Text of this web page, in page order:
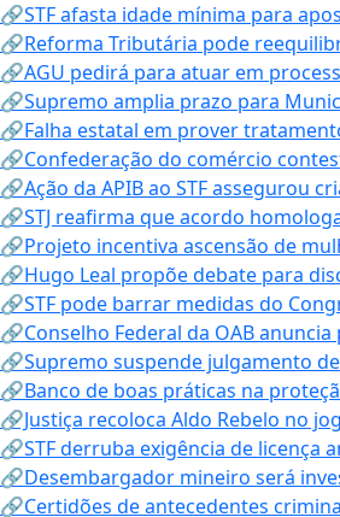
🔗STF afasta idade mínima para
🔗Reforma Tributária pode
🔗AGU pedirá para atuar em
🔗Supremo amplia prazo para
🔗Falha estatal em prover
🔗Confederação do comércio
🔗Ação da APIB ao STF assegurou
🔗STJ reafirma que acordo
🔗Projeto incentiva ascensão de
🔗Hugo Leal propõe debate para
🔗STF pode barrar medidas do
🔗Conselho Federal da OAB
🔗Supremo suspende julgamento
🔗Banco de boas práticas na
🔗Justiça recoloca Aldo Rebelo no
🔗STF derruba exigência de licença
🔗Desembargador mineiro será
🔗Certidões de antecedentes